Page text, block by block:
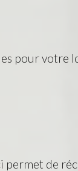
pour votre
permet de